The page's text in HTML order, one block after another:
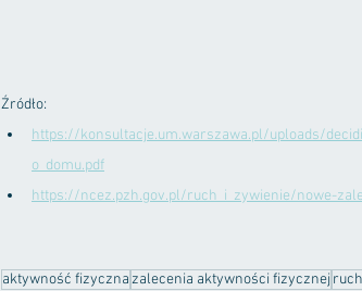
Źródło:
https://konsultacje.um.warszawa.pl/uploads/
o_domu.pdf
https://ncez.pzh.gov.pl/ruch_i_zywienie/nowe-
aktywność fizycznazalecenia aktywności fizycznej